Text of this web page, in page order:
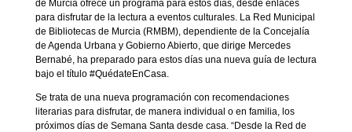
de Murcia ofrece un programa para estos días, desde enlaces
para disfrutar de la lectura a eventos culturales. La Red Municipal
de Bibliotecas de Murcia (RMBM), dependiente de la Concejalía
de Agenda Urbana y Gobierno Abierto, que dirige Mercedes
Bernabé, ha preparado para estos días una nueva guía de lectura
bajo el título #QuédateEnCasa.
Se trata de una nueva programación con recomendaciones
literarias para disfrutar, de manera individual o en familia, los
próximos días de Semana Santa desde casa. “Desde la Red de